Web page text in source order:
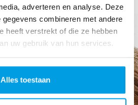
adverteren en analyse. Deze
combineren met andere
heeft verstrekt of die ze hebben
uw gebruik van hun services.
Alles toestaan